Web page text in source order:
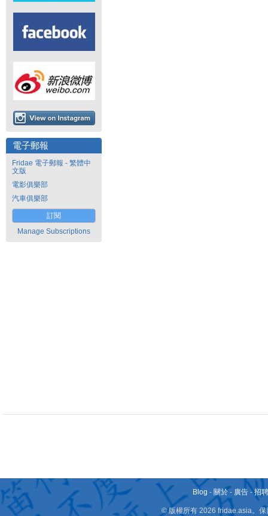
電子郵報
Fridae 電子郵報 - 繁體中
文版
電影俱樂部
汽車俱樂部
訂閱
Manage Subscriptions
Blog - 關於 - 廣告 -招
© 版權所有 2026 fridae.asia。